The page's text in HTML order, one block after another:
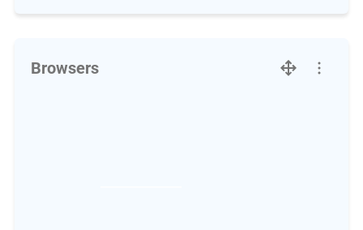
Browsers